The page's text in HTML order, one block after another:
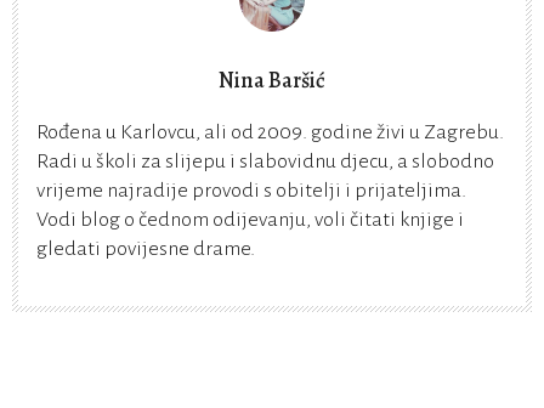
Nina Baršić
Rođena u Karlovcu, ali od 2009. godine živi u Zagrebu.
Radi u školi za slijepu i slabovidnu djecu, a slobodno
vrijeme najradije provodi s obitelji i prijateljima.
Vodi blog o čednom odijevanju, voli čitati knjige i
gledati povijesne drame.